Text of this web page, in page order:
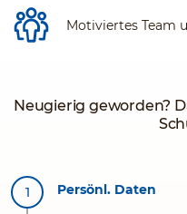
Motiviertes Team
Neugierig geworden?
Persönl. Daten